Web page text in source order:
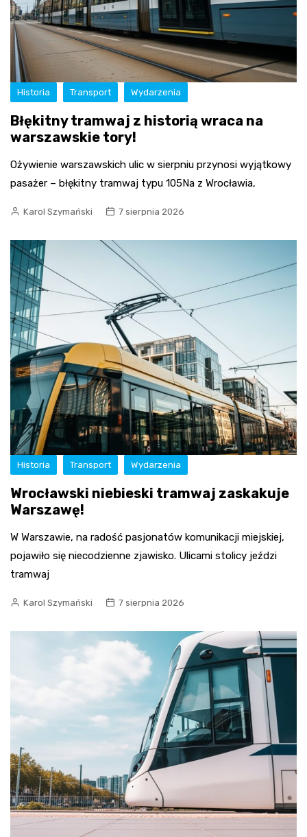
Historia Transport Wydarzenia
Błękitny tramwaj z historią wraca na
warszawskie tory!
Ożywienie warszawskich ulic w sierpniu przynosi wyjątkowy
pasażer – błękitny tramwaj typu 105Na z Wrocławia,
Karol Szymański 7 sierpnia 2026
Historia Transport Wydarzenia
Wrocławski niebieski tramwaj zaskakuje
Warszawę!
W Warszawie, na radość pasjonatów komunikacji miejskiej,
pojawiło się niecodzienne zjawisko. Ulicami stolicy jeździ
tramwaj
Karol Szymański 7 sierpnia 2026